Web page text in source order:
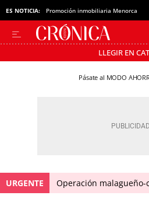
ES NOTICIA: Promoción inmobiliaria Menorca
LLEGIR EN
Pásate al MODO
URGENTE Operación